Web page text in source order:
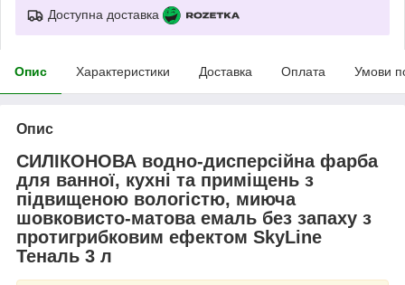
Доступна доставка
Опис Характеристики Доставка Оплата Умови
Опис
СИЛІКОНОВА водно-дисперсійна фарба
для ванної, кухні та приміщень з
підвищеною вологістю, миюча
шовковисто-матова емаль без запаху з
протигрибковим ефектом SkyLine
Теналь 3 л